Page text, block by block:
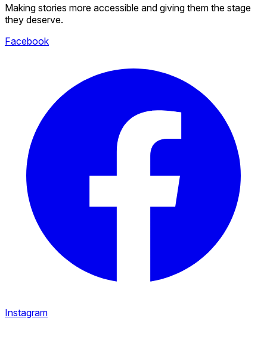
Making stories more accessible and giving them the stage
they deserve.
Facebook
Instagram